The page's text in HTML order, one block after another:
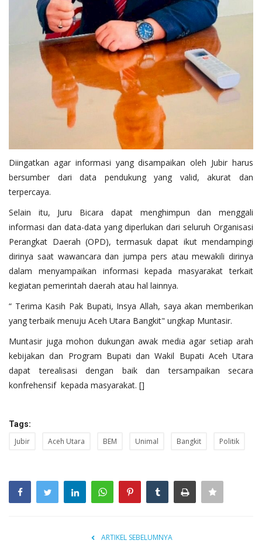
Diingatkan agar informasi yang disampaikan oleh Jubir harus
bersumber dari data pendukung yang valid, akurat dan
terpercaya.
Selain itu, Juru Bicara dapat menghimpun dan menggali
informasi dan data-data yang diperlukan dari seluruh Organisasi
Perangkat Daerah (OPD), termasuk dapat ikut mendampingi
dirinya saat wawancara dan jumpa pers atau mewakili dirinya
dalam menyampaikan informasi kepada masyarakat terkait
kegiatan pemerintah daerah atau hal lainnya.
“ Terima Kasih Pak Bupati, Insya Allah, saya akan memberikan
yang terbaik menuju Aceh Utara Bangkit" ungkap Muntasir.
Muntasir juga mohon dukungan awak media agar setiap arah
kebijakan dan Program Bupati dan Wakil Bupati Aceh Utara
dapat terealisasi dengan baik dan tersampaikan secara
konfrehensif kepada masyarakat. []
Tags:
Jubir Aceh Utara BEM Unimal Bangkit Politik
ARTIKEL SEBELUMNYA